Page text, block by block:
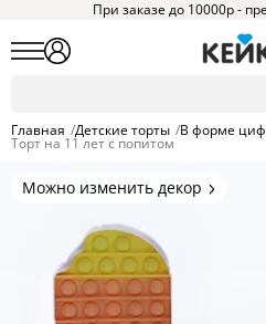
При заказе до 10000р -
Главная /Детские торты /В форме
Торт на 11 лет с попитом
Можно изменить декор
элементы и фигурки.